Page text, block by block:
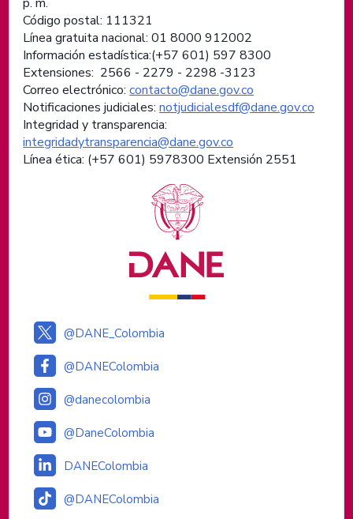
Código postal: 111321
Línea gratuita nacional: 01 8000 912002
Información estadística:(+57 601) 597 8300
Extensiones: 2566 - 2279 - 2298 -3123
Correo electrónico:contacto@dane.gov.co
Notificaciones judiciales:notjudicialesdf@dane.gov.co
Integridad y transparencia:
integridadytransparencia@dane.gov.co
Línea ética: (+57 601) 5978300 Extensión 2551
Logos institucionales
@DANE_Colombia
@DANEColombia
@danecolombia
@DaneColombia
DANEColombia
@DANEColombia